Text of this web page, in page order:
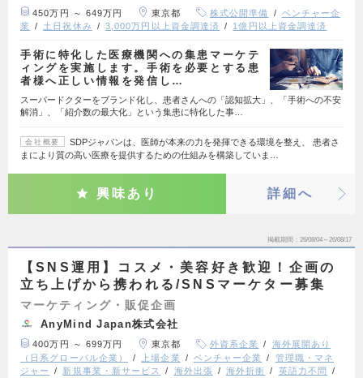
450万円 ～ 649万円 東京都 株式公開準備
ベンチャー企
業
土日祝休み 3,000万円以上資金調達済 1億円以上資金調達済
手術に特化した医療機関への集患マーケテ
ィングを実施します。手術を必要とする患
者様へ正しい情報を発信し…
スーパードクターをブランド化し、患者さんへの「認知拡大」、「手術への不安
解消」、「紹介数の最大化」という集患に特化した事…
会社概要
SDPジャパンは、医師が本来の力を発揮できる環境を整え、 患者さ
まにより質の高い医療を提供するための仕組みを構築していま…
興味あり 詳細へ
掲載期間 26/08/04～26/08/17
【SNS運用】コスメ・美容好き歓迎！企画の
立ち上げから携われる/SNSマーケター募集
マーケティング・販促企画
AnyMind Japan株式会社
400万円 ～ 699万円 東京都 外資系企業
海外展開あり
（日系グローバル企業）
上場企業 ベンチャー企業
管理職・マネ
ジャー
新規事業・新サービス 海外出張 海外折衝
英語力不問